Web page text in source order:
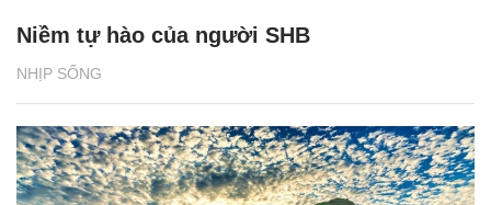
NHỊP SỐNG
Niềm tự hào của người SHB